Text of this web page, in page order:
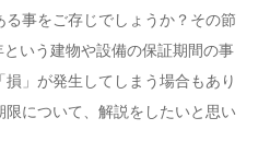
事をご存じでしょうか？その節
いう建物や設備の保証期間の事
」が発生してしまう場合もあり
限について、解説をしたいと思い